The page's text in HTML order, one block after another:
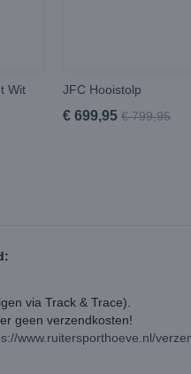
Wit JFC Hooistolp
€ 699,95 € 799,95
via Track & Trace).
geen verzendkosten!
www.ruitersporthoeve.nl/